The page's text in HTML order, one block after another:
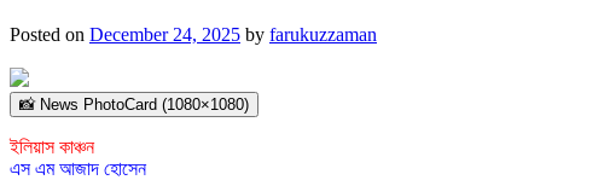
Posted on December 24, 2025 by farukuzzaman
📸 News PhotoCard (1080×1080)
ইলিয়াস কাঞ্চন
এস এম আজাদ হোসেন